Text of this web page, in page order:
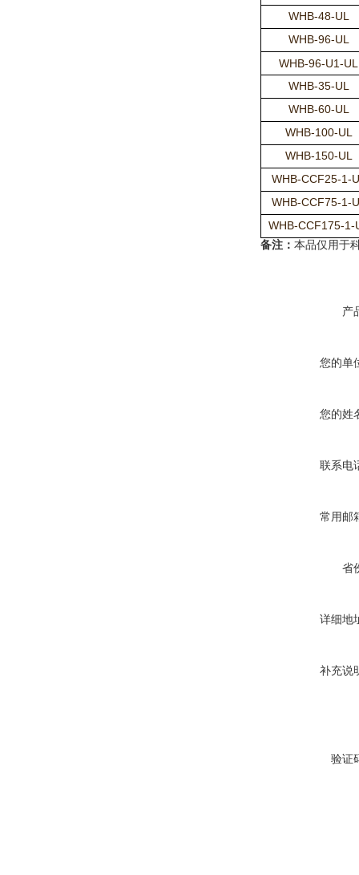
WHB-48-UL
WHB-96-UL
WHB-96-U1-UL
WHB-35-UL
WHB-60-UL
WHB-100-UL
WHB-150-UL
WHB-CCF25-1-
WHB-CCF75-1-
WHB-CCF175-1-
备注： 本品仅用于
产
您的单
您的姓
联系电
常用邮
省
详细地
补充说
验证